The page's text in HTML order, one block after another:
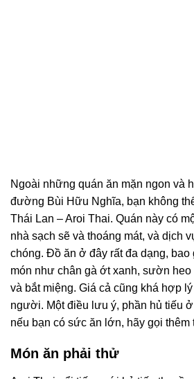
Ngoài những quán ăn mặn ngon và
đường Bùi Hữu Nghĩa, bạn không
Thái Lan – Aroi Thai. Quán này có
nhà sạch sẽ và thoáng mát, và dịch
chóng. Đồ ăn ở đây rất đa dạng, bao
món như chân gà ớt xanh, sườn
và bắt miệng. Giá cả cũng khá hợp
người. Một điều lưu ý, phần hủ tiếu
nếu bạn có sức ăn lớn, hãy gọi thêm
Món ăn phải thử